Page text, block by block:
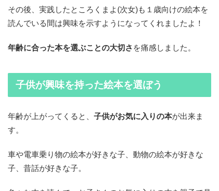
その後、実践したところくまよ(次女)も１歳向けの絵本を
読んでいる間は興味を示すようになってくれましたよ！
年齢に合った本を選ぶことの大切さ を痛感しました。
子供が興味を持った絵本を選ぼう
年齢が上がってくると、 子供がお気に入りの本が出来ま
す。
車や電車乗り物の絵本が好きな子、動物の絵本が好きな
子、昔話が好きな子。